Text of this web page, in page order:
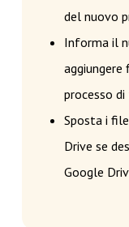
del nuovo
Informa il
processo
Sposta i
Drive se
Google